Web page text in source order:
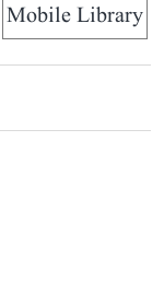
Mobile Library